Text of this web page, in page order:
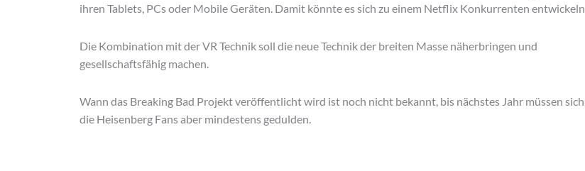
ihren Tablets, PCs oder Mobile Geräten. Damit könnte es sich zu einem Netflix Konkurrenten entwickeln.
Die Kombination mit der VR Technik soll die neue Technik der breiten Masse näherbringen und
gesellschaftsfähig machen.
Wann das Breaking Bad Projekt veröffentlicht wird ist noch nicht bekannt, bis nächstes Jahr müssen sich
die Heisenberg Fans aber mindestens gedulden.